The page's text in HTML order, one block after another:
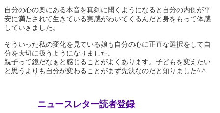
自分の心の奥にある本音を真剣に聞くようになると自分の内側が平
安に満たされて生きている実感がわいてくるんだと身をもって体感
していきました。
そういった私の変化を見ている娘も自分の心に正直な選択をして自
分を大切に扱うようになりました。
親子って鏡だなぁと感じることがよくあります。子どもを変えたい
と思うよりも自分が変わることがまず先決なのだと知りました^ ^
ニュースレター読者登録